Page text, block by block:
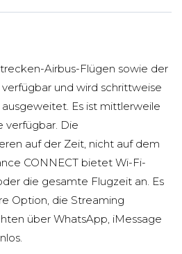
Airbus-Flügen sowie der
und wird schrittweise
Es ist mittlerweile
verfügbar. Die
auf der Zeit, nicht auf dem
CONNECT bietet Wi-Fi-
die gesamte Flugzeit an. Es
Option, die Streaming
über WhatsApp, iMessage